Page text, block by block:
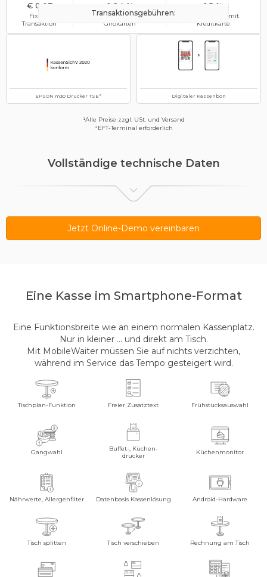
Transaktionsgebühren:
€ 0,07
Fix pro
Transaktion
0,24 %
vom Umsatz mit
Girokarten
1,5 %
vom Umsatz mit
Kreditkarte
EPSON m30 Drucker TSE² Digitaler Kassenbon
¹Alle Preise zzgl. USt. und Versand
²EFT-Terminal erforderlich
Vollständige technische Daten
5,5“ LED-Farbdisplay, 1440×720, Kapazitiver Touchscreen, Integriertes
2 GB RAM
158.8 × 76.4 × 17.8 mm
1x On/Off button
2x Volume +/-
5 MP Rückkamera mit Blitz zum Lesen von 1D- & 2D-Codes
Scanner am Gerätekopf zum Lesen von 1D- & 2D-Codes
270 g (inkl. Akku)
PayDroid powered by Android (Start mit Android 8.1)
Eingang: 100 ~ 240 V AC, 50/60 Hz
Jetzt Online-Demo vereinbaren
Eine Kasse im Smartphone-Format
Eine Funktionsbreite wie an einem normalen Kassenplatz.
Nur in kleiner … und direkt am Tisch.
Mit MobileWaiter müssen Sie auf nichts verzichten,
während im Service das Tempo gesteigert wird.
Tischplan-Funktion Freier Zusatztext Frühstücksauswahl
Gangwahl
Buffet-, Küchen-
drucker
Küchenmonitor
Nährwerte, Allergenfilter
Tisch splitten Tisch verschieben Rechnung am Tisch
Datenbasis Kassenlösung Android-Hardware